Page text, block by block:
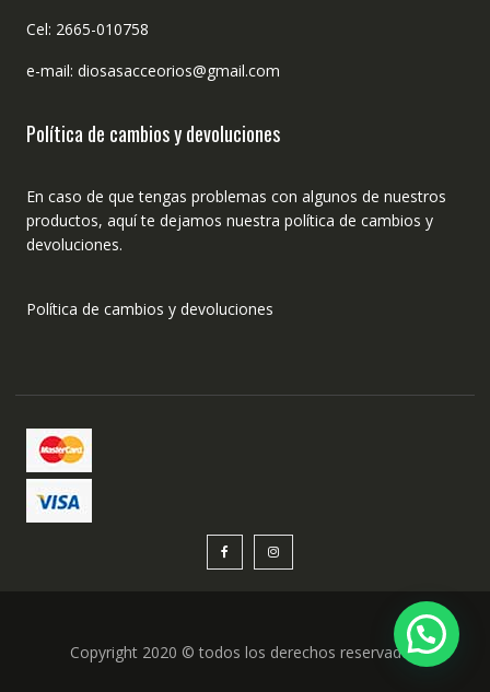
Cel: 2665-010758
e-mail: diosasacceorios@gmail.com
Política de cambios y devoluciones
En caso de que tengas problemas con algunos de nuestros
productos, aquí te dejamos nuestra política de cambios y
devoluciones.
Política de cambios y devoluciones
Copyright 2020 © todos los derechos reservados